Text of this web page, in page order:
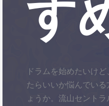
す
ドラムを始めたいけ
たらいいか悩んでい
ょうか。流山セント